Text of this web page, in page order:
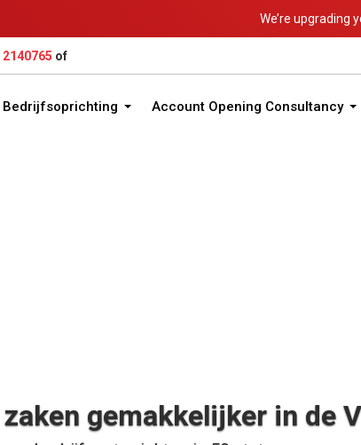
We’re upgrading
2140765 of
Bedrijfsoprichting Account Opening Consultancy
gemakkelijker in de